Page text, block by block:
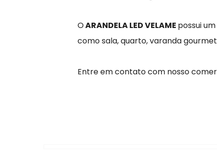
OARANDELA LED VELAME possui
como sala, quarto, varanda
Entre em contato com nosso